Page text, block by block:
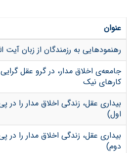
عنوان
رهنمودهایی به رزمندگان از زبان آیت
جامعه‌ی اخلاق مدار، در گرو عقل
کارهای نیک
بیداری عقل، زندگی اخلاق مدار را
اول)
بیداری عقل، زندگی اخلاق مدار را
دوم)